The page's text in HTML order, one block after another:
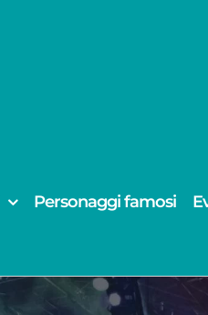
Personaggi famosi